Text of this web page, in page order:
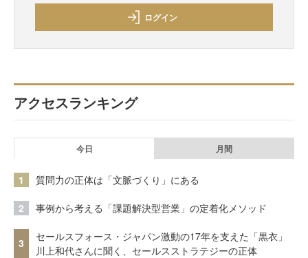
ログイン
アクセスランキング
今日 月間
1 質問力の正体は「文脈づくり」にある
2 事例から考える「課題解決型営業」の定着化メソッド
3
セールスフォース・ジャパン激動の17年を支えた「黒衣」
川上和代さんに聞く、セールスストラテジーの正体